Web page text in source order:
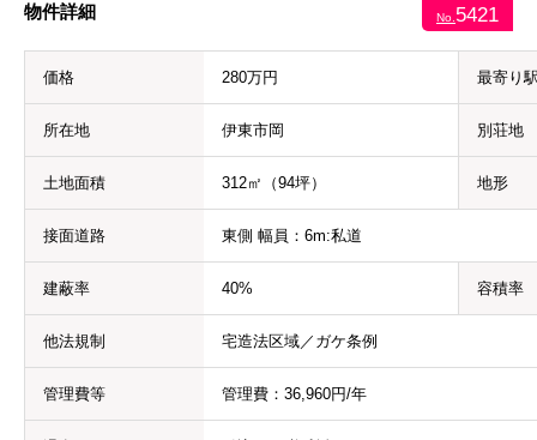
No. 5421
物件詳細
価格 280万円 最寄り
所在地 伊東市岡 別荘地
土地面積 312㎡（94坪） 地形
接面道路 東側 幅員：6m:私道
建蔽率 40% 容積率
他法規制 宅造法区域／ガケ条例
管理費等 管理費：36,960円/年